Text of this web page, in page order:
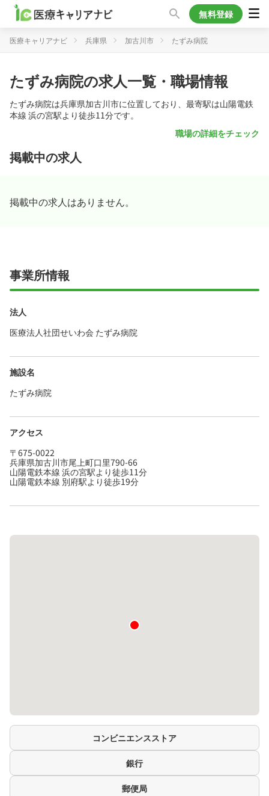
無料登録
医療キャリアナビ 兵庫県 加古川市 たずみ病院
たずみ病院の求人一覧・職場情報
たずみ病院は兵庫県加古川市に位置しており、最寄駅は山陽電鉄
本線 浜の宮駅より徒歩11分です。
職場の詳細をチェック
掲載中の求人
掲載中の求人はありません。
事業所情報
法人
医療法人社団せいわ会 たずみ病院
施設名
たずみ病院
アクセス
〒675-0022
兵庫県加古川市尾上町口里790-66
山陽電鉄本線 浜の宮駅より徒歩11分
山陽電鉄本線 別府駅より徒歩19分
コンビニエンスストア
銀行
郵便局